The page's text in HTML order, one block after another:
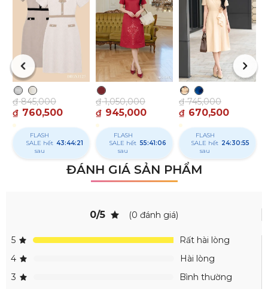
₫ 760,500
₫845,000
FLASH
SALE
hết sau
43:44:20
₫ 945,000
₫1,050,000
FLASH
SALE hết
sau
55:41:05
₫ 670,500
₫745,000
FLASH
SALE hết
sau
24:30:54
ĐÁNH GIÁ SẢN PHẨM
(0 đánh giá)
0/5
5
Rất hài lòng
4
Hài lòng
3
Bình thường